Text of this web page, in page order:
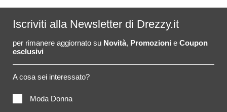
Iscriviti alla Newsletter di Drezzy.it
per rimanere aggiornato su Novità, Promozioni e Coupon
esclusivi
A cosa sei interessato?
Moda Donna